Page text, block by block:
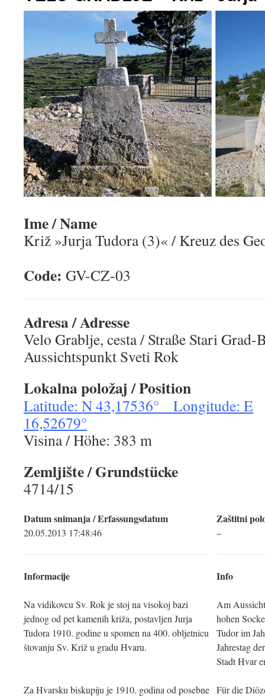
Ime / Name
Križ »Jurja Tudora (3)« / Kreuz des
Code: GV-CZ-
Adresa / Adresse
Velo Grablje, cesta / Straße Stari
Aussichtspunkt Sveti Rok
Lokalna položaj / Position
Latitude: N 43,17536° Longitude: E
16,52679°
Visina / Höhe: 383 m
Zemljište / Grundstücke
4714/15
Datum snimanja / Erfassungsdatum
20.05.2013 17:48:46
Informacije
Na vidikovcu Sv. Rok je stoj na visokoj bazi
jednog od pet kamenih križa, postavljen Jurja
Tudora 1910. godine u spomen na 400. obljetnicu
štovanju Sv. Križ u gradu Hvaru.
Zaštitni
–
Info
Am
hohen
Tudor im
Jahrestag
Stadt Hvar
Za Hvarsku biskupiju je 1910. godina od posebne Für die